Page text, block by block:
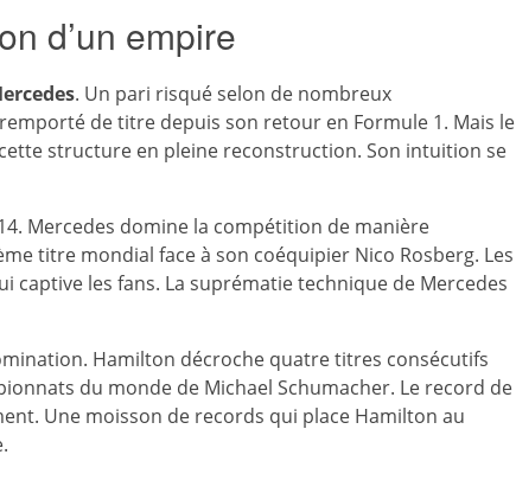
d’un empire
. Un pari risqué selon de nombreux
de titre depuis son retour en Formule 1. Mais le
structure en pleine reconstruction. Son intuition se
Mercedes domine la compétition de manière
titre mondial face à son coéquipier Nico Rosberg. Les
captive les fans. La suprématie technique de Mercedes
Hamilton décroche quatre titres consécutifs
du monde de Michael Schumacher. Le record de
Une moisson de records qui place Hamilton au